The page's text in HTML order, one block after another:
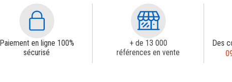
Paiement en ligne 100%
sécurisé
+ de 13 000
références en vente
Des